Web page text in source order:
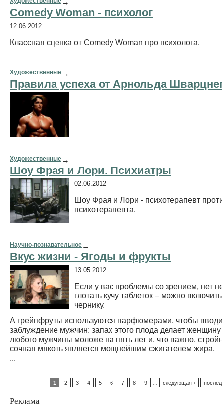
Comedy Woman - психолог
12.06.2012
Классная сценка от Comedy Woman про психолога.
Художественные →
Правила успеха от Арнольда
Художественные →
Шоу Фрая и Лори. Психиатры
02.06.2012
Шоу Фрая и Лори - психотерапевт
психотерапевта.
Научно-познавательное →
Вкус жизни - Ягоды и фрукты
13.05.2012
Если у вас проблемы со зрением, нет
глотать кучу таблеток – можно
чернику.
А грейпфруты используются парфюмерами, чтобы
заблуждение мужчин: запах этого плода делает женщину
любого мужчины моложе на пять лет и, что важно,
сочная мякоть является мощнейшим сжигателем жира.
1 2 3 4 5 6 7 8 9 следующая ›
Реклама